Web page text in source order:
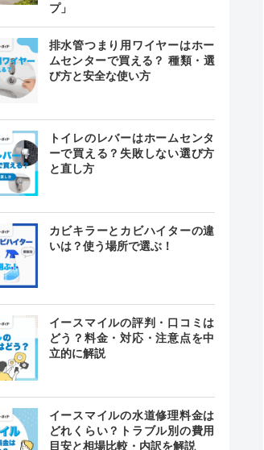
プ」
排水管つまり用ワイヤーはホー
ムセンターで買える？ 種類・選
び方と安全な使い方
トイレのレバーはホームセンタ
ーで買える？失敗しない選び方
と直し方
カビキラーとカビハイターの違
いは？使う場所で選ぶ！
イースマイルの評判・口コミは
どう？料金・対応・注意点を中
立的に解説
イースマイルの水道修理料金は
どれくらい？トラブル別の費用
目安と相場比較・内訳を解説